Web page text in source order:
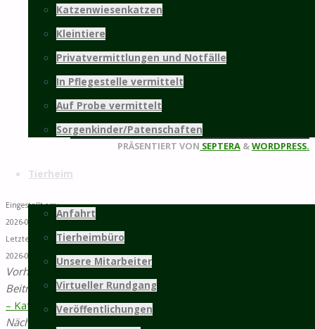
Katzenwiesenkatzen
Kleintiere
Privatvermittlungen und Notfälle
In Pflegestelle vermittelt
Auf Probe vermittelt
Sorgenkinder/Patenschaften
Tierheim
Anfahrt
Tierheimbüro
Unsere Mitarbeiter
Virtueller Rundgang
Veröffentlichungen
Eingestellt am:
2026-06-22 11:50
Letzte Änderung:
2026-08-01 03:46
Vorheriger
Beitrag
Privatvermittlung
– Kater Jakob
Nächster
Sachspenden aus der
weitere Infos...
©2025 Tierschutz Hildesheim und Umgebung
e.V.
PRÄSENTIERT VON SEPTERA &WORDPRESS.
oben